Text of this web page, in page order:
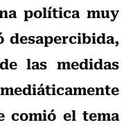
política muy
desapercibida,
las medidas
comió el tema